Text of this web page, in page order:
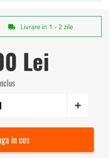
Livrare in 1 - 2 zile
Lei
in cos